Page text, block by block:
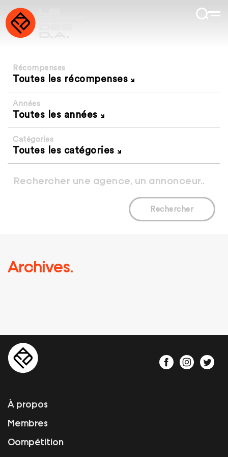
Récompenses
Toutes les récompenses
Années
Toutes les années
Catégories
Toutes les catégories
Rechercher
Archives.
À propos
Membres
Compétition